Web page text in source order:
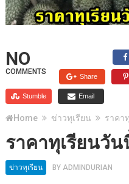
NO
COMMENTS
Share
Stumble Email
Home ข่าวทุเรียน ราคา
ราคาทุเรียนวั
ข่าวทุเรียน BY ADMINDURIAN